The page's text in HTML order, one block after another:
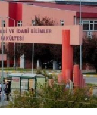
sırtındaki
de bulunduğu
isabet
ÇARPTI
Merkezi